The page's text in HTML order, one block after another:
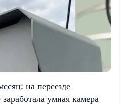
на переезде
умная камера